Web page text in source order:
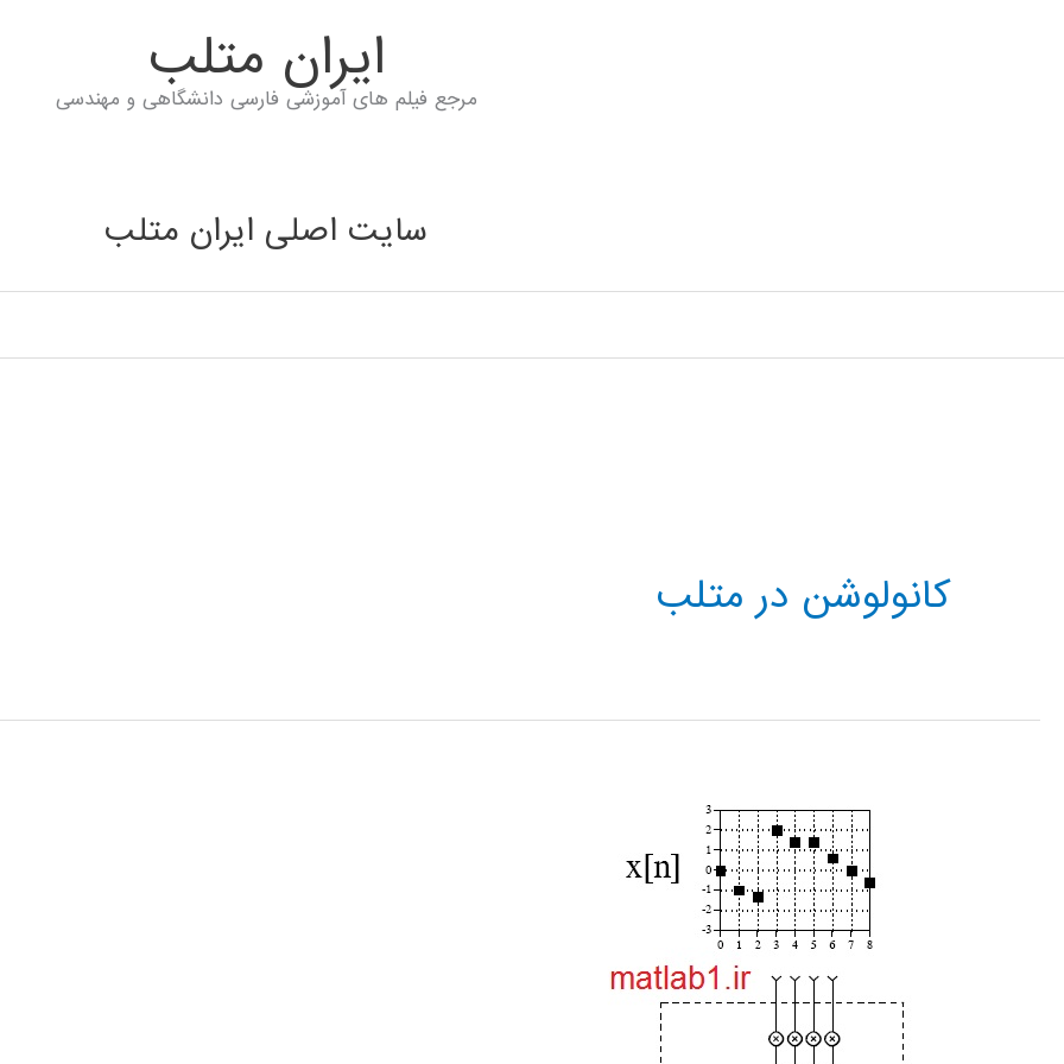
ايران متلب
مرجع فیلم های آموزشی فارسی دانشگاهی و مهندسی
سایت اصلی ایران متلب
کانولوشن در متلب